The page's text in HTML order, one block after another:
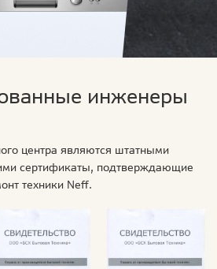
инженеры
центра являются штатными
сертификаты, подтверждающие
техники Neff.